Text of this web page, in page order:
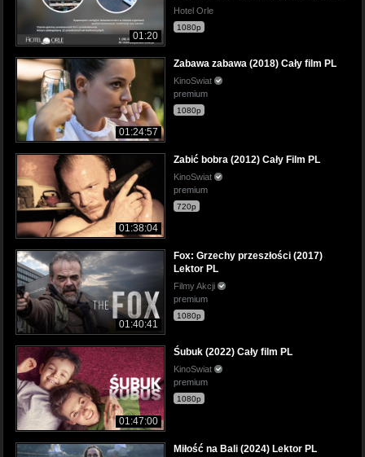
01:20
Hotel Orle
1080p
01:24:57
Zabawa zabawa (2018) Cały film PL
KinoSwiat
premium
1080p
01:38:04
Zabić bobra (2012) Cały Film PL
KinoSwiat
premium
720p
01:40:41
Fox: Grzechy przeszłości (2017)
Lektor PL
Filmy Akcji
premium
1080p
01:47:00
Śubuk (2022) Cały film PL
KinoSwiat
premium
1080p
Miłość na Bali (2024) Lektor PL